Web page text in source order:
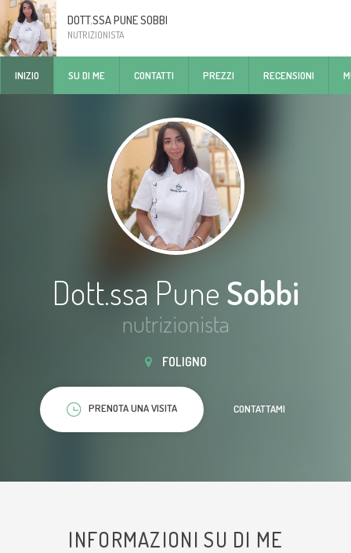
DOTT.SSA PUNE SOBBI
NUTRIZIONISTA
INIZIO SU DI ME CONTATTI PREZZI RECENSIONI
Dott.ssa Pune Sobbi
nutrizionista
FOLIGNO
PRENOTA UNA VISITA CONTATTAMI
INFORMAZIONI SU DI ME